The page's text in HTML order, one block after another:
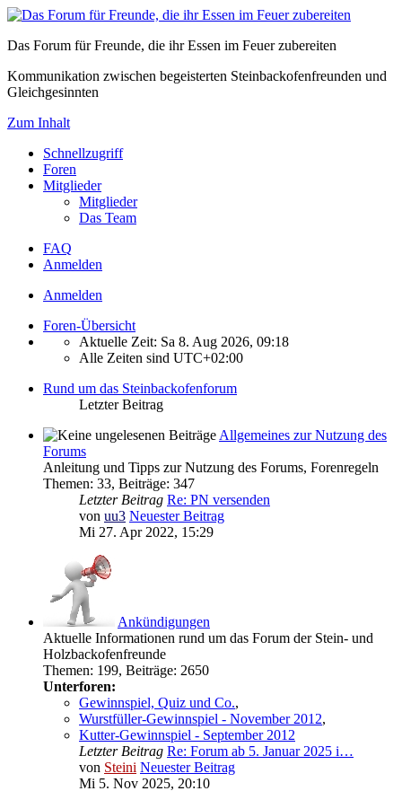
Das Forum für Freunde, die ihr Essen im Feuer zubereiten
Kommunikation zwischen begeisterten Steinbackofenfreunden und
Gleichgesinnten
Zum Inhalt
Schnellzugriff
Foren
Mitglieder
Mitglieder
Das Team
FAQ
Anmelden
Anmelden
Foren-Übersicht
Aktuelle Zeit: Sa 8. Aug 2026, 09:18
Alle Zeiten sind UTC+02:00
Rund um das Steinbackofenforum
Letzter Beitrag
Allgemeines zur Nutzung des
Forums
Anleitung und Tipps zur Nutzung des Forums, Forenregeln
Themen: 33, Beiträge: 347
Letzter Beitrag Re: PN versenden
von uu3 Neuester Beitrag
Mi 27. Apr 2022, 15:29
Ankündigungen
Aktuelle Informationen rund um das Forum der Stein- und
Holzbackofenfreunde
Themen: 199, Beiträge: 2650
Unterforen:
Gewinnspiel, Quiz und Co.,
Wurstfüller-Gewinnspiel - November 2012,
Kutter-Gewinnspiel - September 2012
Letzter Beitrag Re: Forum ab 5. Januar 2025 i…
von Steini Neuester Beitrag
Mi 5. Nov 2025, 20:10